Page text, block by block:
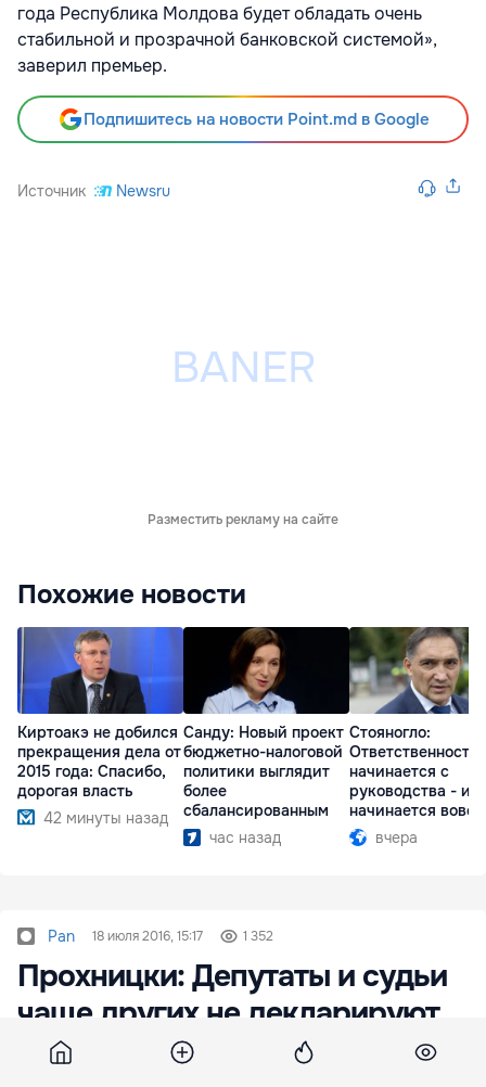
года Республика Молдова будет обладать очень
стабильной и прозрачной банковской системой»,
заверил премьер.
Подпишитесь на новости Point.md в Google
Источник Newsru
Разместить рекламу на сайте
Похожие новости
Киртоакэ не добился
прекращения дела от
2015 года: Спасибо,
дорогая власть
42 минуты назад
Санду: Новый проект
бюджетно-налоговой
политики выглядит
более
сбалансированным
час назад
Стояногло:
Ответственность
начинается с
руководства -
начинается вовсе
вчера
Pan 18 июля 2016, 15:17 1 352
Прохницки: Депутаты и судьи
чаще других не декларируют
имущество